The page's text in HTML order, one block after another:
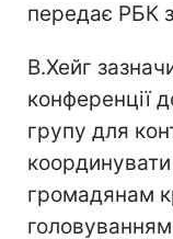
передає РБК
В.Хейг
конференції
групу для
громадянам